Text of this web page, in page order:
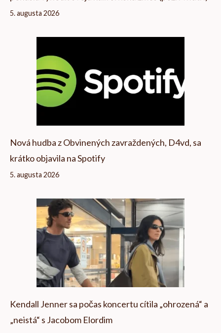
5. augusta 2026
Nová hudba z Obvinených zavraždených, D4vd, sa
krátko objavila na Spotify
5. augusta 2026
Kendall Jenner sa počas koncertu cítila „ohrozená“ a
„neistá“ s Jacobom Elordim